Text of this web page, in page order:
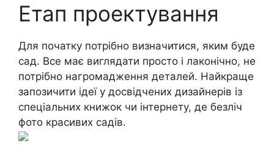
Етап проектування
Для початку потрібно визначитися, яким буде
сад. Все має виглядати просто і лаконічно, не
потрібно нагромадження деталей. Найкраще
запозичити ідеї у досвідчених дизайнерів із
спеціальних книжок чи інтернету, де безліч
фото красивих садів.